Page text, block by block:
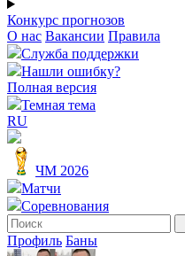
Конкурс прогнозов
О нас Вакансии Правила
Служба поддержки
Нашли ошибку?
Полная версия
Темная тема
RU
ЧМ 2026
Матчи
Соревнования
Профиль Баны